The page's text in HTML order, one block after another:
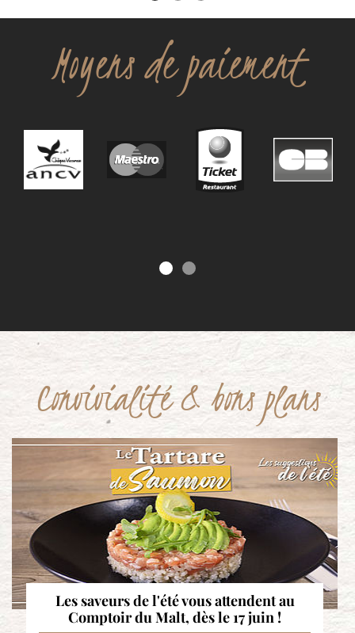
Moyens de paiement
Convivialité & bons plans
Les saveurs de l'été vous attendent au
Comptoir du Malt, dès le 17 juin !